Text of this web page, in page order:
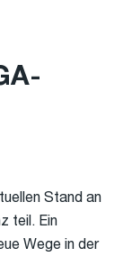
Stand an
teil. Ein
Wege in der